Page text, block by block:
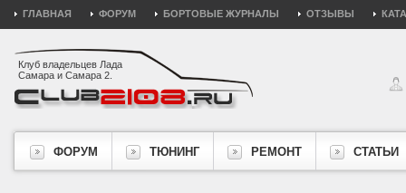
ГЛАВНАЯ ФОРУМ БОРТОВЫЕ ЖУРНАЛЫ ОТЗЫВЫ
Клуб владельцев Лада
Самара и Самара 2.
ФОРУМ ТЮНИНГ РЕМОНТ СТАТЬИ